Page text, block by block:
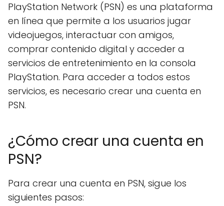
PlayStation Network (PSN) es una plataforma
en línea que permite a los usuarios jugar
videojuegos, interactuar con amigos,
comprar contenido digital y acceder a
servicios de entretenimiento en la consola
PlayStation. Para acceder a todos estos
servicios, es necesario crear una cuenta en
PSN.
¿Cómo crear una cuenta en
PSN?
Para crear una cuenta en PSN, sigue los
siguientes pasos: